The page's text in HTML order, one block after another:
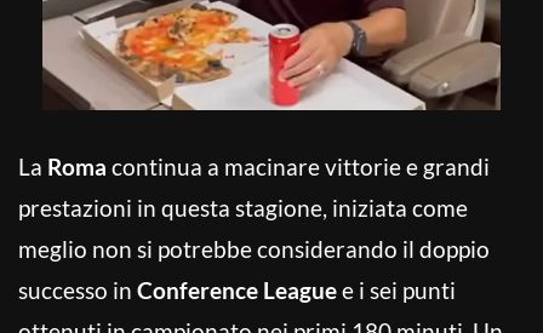
La Roma continua a macinare vittorie e grandi
prestazioni in questa stagione, iniziata come
meglio non si potrebbe considerando il doppio
successo in Conference Leaguee i sei punti